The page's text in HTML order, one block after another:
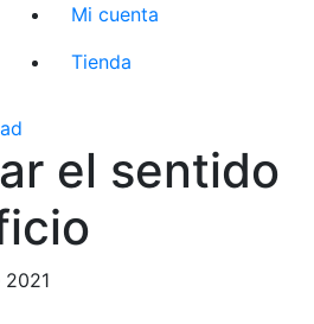
Mi cuenta
Tienda
el sentido
2021